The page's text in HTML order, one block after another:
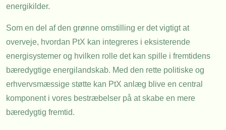
energikilder.
Som en del af den grønne omstilling er det vigtigt at
overveje, hvordan PtX kan integreres i eksisterende
energisystemer og hvilken rolle det kan spille i fremtidens
bæredygtige energilandskab. Med den rette politiske og
erhvervsmæssige støtte kan PtX anlæg blive en central
komponent i vores bestræbelser på at skabe en mere
bæredygtig fremtid.